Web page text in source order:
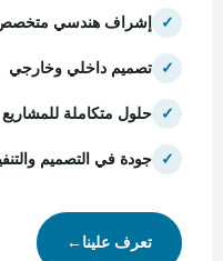
✓ إشراف هندسي متخصص
✓ تصميم داخلي وخارجي
✓ حلول متكاملة للمشاريع
✓ جودة في التصميم والتنفيذ
تعرف علينا←